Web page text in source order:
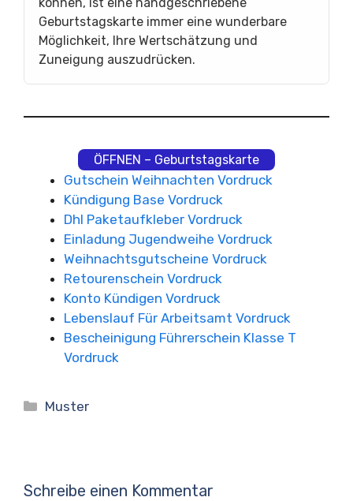
Geburtstagskarte immer eine wunderbare
Möglichkeit, Ihre Wertschätzung und
Zuneigung auszudrücken.
ÖFFNEN – Geburtstagskarte
Gutschein Weihnachten Vordruck
Kündigung Base Vordruck
Dhl Paketaufkleber Vordruck
Einladung Jugendweihe Vordruck
Weihnachtsgutscheine Vordruck
Retourenschein Vordruck
Konto Kündigen Vordruck
Lebenslauf Für Arbeitsamt Vordruck
Bescheinigung Führerschein Klasse T
Vordruck
Kategorien
Muster
Schreibe einen Kommentar